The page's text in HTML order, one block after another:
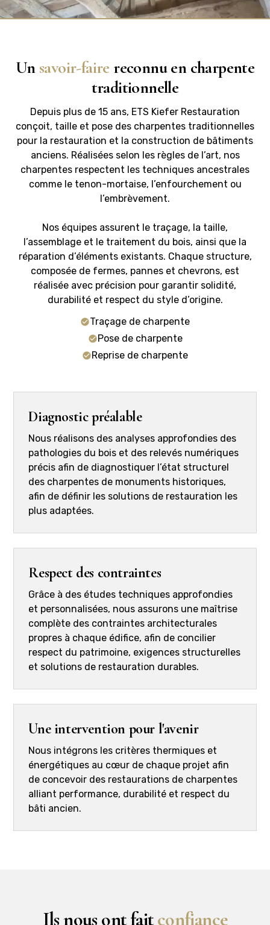
Un savoir-faire reconnu en charpente
traditionnelle
Depuis plus de 15 ans, ETS Kiefer Restauration
conçoit, taille et pose des charpentes traditionnelles
pour la restauration et la construction de bâtiments
anciens. Réalisées selon les règles de l’art, nos
charpentes respectent les techniques ancestrales
comme le tenon-mortaise, l’enfourchement ou
l’embrèvement.
Nos équipes assurent le traçage, la taille,
l’assemblage et le traitement du bois, ainsi que la
réparation d’éléments existants. Chaque structure,
composée de fermes, pannes et chevrons, est
réalisée avec précision pour garantir solidité,
durabilité et respect du style d’origine.
Traçage de charpente
Pose de charpente
Reprise de charpente
Diagnostic préalable
Nous réalisons des analyses approfondies des
pathologies du bois et des relevés numériques
précis afin de diagnostiquer l’état structurel
des charpentes de monuments historiques,
afin de définir les solutions de restauration les
plus adaptées.
Respect des contraintes
Grâce à des études techniques approfondies
et personnalisées, nous assurons une maîtrise
complète des contraintes architecturales
propres à chaque édifice, afin de concilier
respect du patrimoine, exigences structurelles
et solutions de restauration durables.
Une intervention pour l'avenir
Nous intégrons les critères thermiques et
énergétiques au cœur de chaque projet afin
de concevoir des restaurations de charpentes
alliant performance, durabilité et respect du
bâti ancien.
Ils nous ont faitconfiance